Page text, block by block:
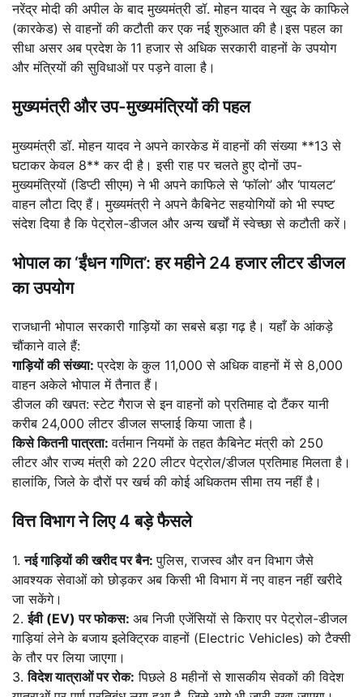
नरेंद्र मोदी की अपील के बाद मुख्यमंत्री डॉ. मोहन यादव ने खुद के काफिले
(कारकेड) से वाहनों की कटौती कर एक नई शुरुआत की है।इस पहल का
सीधा असर अब प्रदेश के 11 हजार से अधिक सरकारी वाहनों के उपयोग
और मंत्रियों की सुविधाओं पर पड़ने वाला है।
मुख्यमंत्री और उप-मुख्यमंत्रियों की पहल
मुख्यमंत्री डॉ. मोहन यादव ने अपने कारकेड में वाहनों की संख्या **13 से
घटाकर केवल 8** कर दी है। इसी राह पर चलते हुए दोनों उप-
मुख्यमंत्रियों (डिप्टी सीएम) ने भी अपने काफिले से ‘फॉलो’ और ‘पायलट’
वाहन लौटा दिए हैं। मुख्यमंत्री ने अपने कैबिनेट सहयोगियों को भी स्पष्ट
संदेश दिया है कि पेट्रोल-डीजल और अन्य खर्चों में स्वेच्छा से कटौती करें।
भोपाल का ‘ईंधन गणित’: हर महीने 24 हजार लीटर डीजल
का उपयोग
राजधानी भोपाल सरकारी गाड़ियों का सबसे बड़ा गढ़ है। यहाँ के आंकड़े
चौंकाने वाले हैं:
गाड़ियों की संख्या:प्रदेश के कुल 11,000 से अधिक वाहनों में से 8,000
वाहन अकेले भोपाल में तैनात हैं।
डीजल की खपत: स्टेट गैराज से इन वाहनों को प्रतिमाह दो टैंकर यानी
करीब 24,000 लीटर डीजल सप्लाई किया जाता है।
किसे कितनी पात्रता:वर्तमान नियमों के तहत कैबिनेट मंत्री को 250
लीटर और राज्य मंत्री को 220 लीटर पेट्रोल/डीजल प्रतिमाह मिलता है।
हालांकि, जिले के दौरों पर खर्च की कोई अधिकतम सीमा तय नहीं है।
वित्त विभाग ने लिए 4 बड़े फैसले
1.नई गाड़ियों की खरीद पर बैन:पुलिस, राजस्व और वन विभाग जैसे
आवश्यक सेवाओं को छोड़कर अब किसी भी विभाग में नए वाहन नहीं खरीदे
जा सकेंगे।
2.ईवी (EV) पर फोकस: अब निजी एजेंसियों से किराए पर पेट्रोल-डीजल
गाड़ियां लेने के बजाय इलेक्ट्रिक वाहनों (Electric Vehicles) को टैक्सी
के तौर पर लिया जाएगा।
3.विदेश यात्राओं पर रोक: पिछले 8 महीनों से शासकीय सेवकों की विदेश